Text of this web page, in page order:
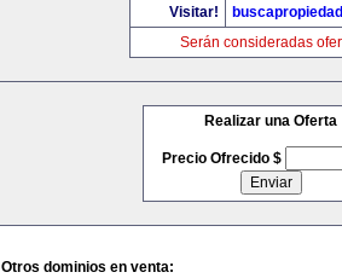
Visitar!
Serán consideradas
Realizar una Oferta
Precio Ofrecido $
Otros dominios en venta: